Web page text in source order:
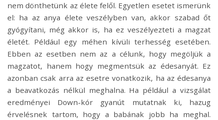
nem dönthetünk az élete felől. Egyetlen esetet ismerünk
el: ha az anya élete veszélyben van, akkor szabad őt
gyógyítani, még akkor is, ha ez veszélyezteti a magzat
életét. Például egy méhen kívüli terhesség esetében.
Ebben az esetben nem az a célunk, hogy megöljük a
magzatot, hanem hogy megmentsük az édesanyát. Ez
azonban csak arra az esetre vonatkozik, ha az édesanya
a beavatkozás nélkül meghalna. Ha például a vizsgálat
eredményei Down-kór gyanút mutatnak ki, hazug
érvelésnek tartom, hogy a babának jobb ha meghal.